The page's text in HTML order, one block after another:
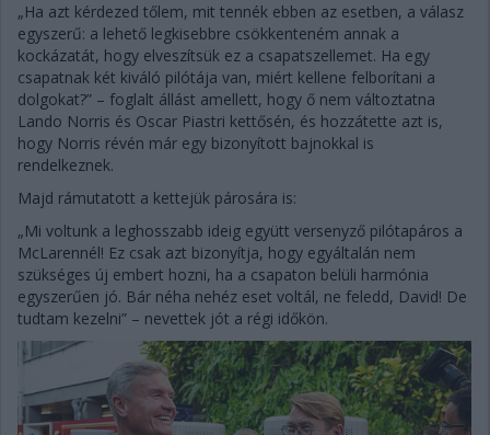
„Ha azt kérdezed tőlem, mit tennék ebben az esetben, a válasz
egyszerű: a lehető legkisebbre csökkenteném annak a
kockázatát, hogy elveszítsük ez a csapatszellemet. Ha egy
csapatnak két kiváló pilótája van, miért kellene felborítani a
dolgokat?” – foglalt állást amellett, hogy ő nem változtatna
Lando Norris és Oscar Piastri kettősén, és hozzátette azt is,
hogy Norris révén már egy bizonyított bajnokkal is
rendelkeznek.
Majd rámutatott a kettejük párosára is:
„Mi voltunk a leghosszabb ideig együtt versenyző pilótapáros a
McLarennél! Ez csak azt bizonyítja, hogy egyáltalán nem
szükséges új embert hozni, ha a csapaton belüli harmónia
egyszerűen jó. Bár néha nehéz eset voltál, ne feledd, David! De
tudtam kezelni” – nevettek jót a régi időkön.